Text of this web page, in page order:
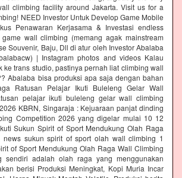
climbing facility around Jakarta. Visit us for a
NEED Investor Untuk Develop Game Mobile
Penawaran Kerjasama & Investasi endless
wall climbing (memang agak mainstream
Souvenir, Baju, Dll di atur oleh Investor Abalaba
| Instagram photos and videos Kalau
ke trans studio, pastinya pernah liat climbing wall
Abalaba bisa produksi apa saja dengan bahan
Ratusan Pelajar Ikuti Buleleng Gelar Wall
pelajar ikuti buleleng gelar wall climbing
KBRN, Singaraja : Kejuaraan panjat dinding
Competition 2026 yang digelar mulai 10 12
Sukun Spirit of Sport Mendukung Olah Raga
news sukun spirit of sport olah wall climbing 1
of Sport Mendukung Olah Raga Wall Climbing
sendiri adalah olah raga yang menggunakan
berisi Produksi Meningkat, Kopi Muria Incar